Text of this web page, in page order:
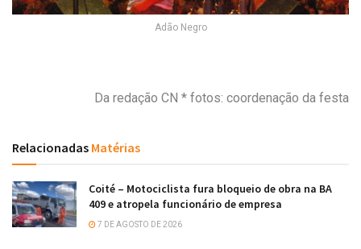
Adão Negro
Da redação CN * fotos: coordenação da festa
Relacionadas Matérias
Coité – Motociclista fura bloqueio de obra na BA
409 e atropela funcionário de empresa
7 DE AGOSTO DE 2026